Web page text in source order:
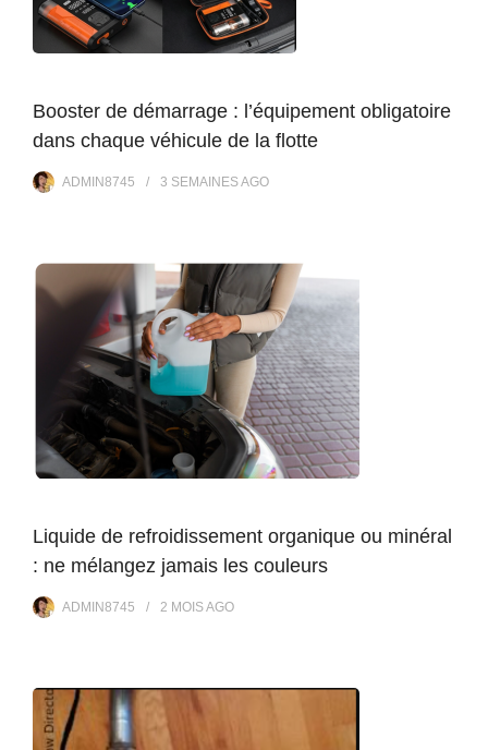
Booster de démarrage : l’équipement obligatoire
dans chaque véhicule de la flotte
ADMIN8745 3 SEMAINESAGO
Liquide de refroidissement organique ou minéral
: ne mélangez jamais les couleurs
ADMIN8745 2 MOISAGO